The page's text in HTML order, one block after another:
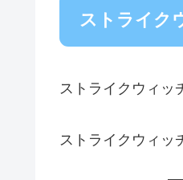
ストライク
ストライクウィッ
ストライクウィッ